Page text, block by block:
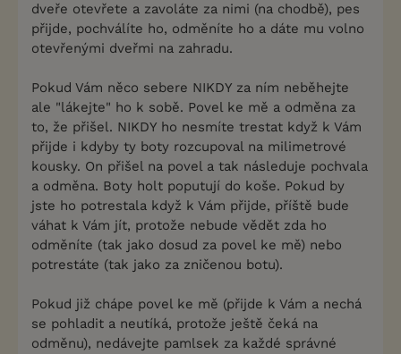
dveře otevřete a zavoláte za nimi (na chodbě), pes
přijde, pochválíte ho, odměníte ho a dáte mu volno
otevřenými dveřmi na zahradu.
Pokud Vám něco sebere NIKDY za ním neběhejte
ale "lákejte" ho k sobě. Povel ke mě a odměna za
to, že přišel. NIKDY ho nesmíte trestat když k Vám
přijde i kdyby ty boty rozcupoval na milimetrové
kousky. On přišel na povel a tak následuje pochvala
a odměna. Boty holt poputují do koše. Pokud by
jste ho potrestala když k Vám přijde, příště bude
váhat k Vám jít, protože nebude vědět zda ho
odměníte (tak jako dosud za povel ke mě) nebo
potrestáte (tak jako za zničenou botu).
Pokud již chápe povel ke mě (přijde k Vám a nechá
se pohladit a neutíká, protože ještě čeká na
odměnu), nedávejte pamlsek za každé správné